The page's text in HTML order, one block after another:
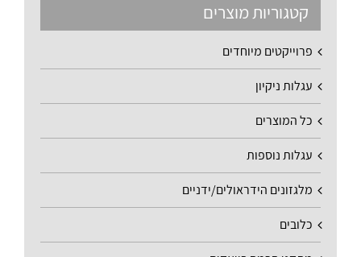
קטגוריות מוצרים
פרוייקטים מיוחדים
עגלות ניקיון
כל המוצרים
עגלות נוספות
מלגזונים הידראולים/ידניים
כלובים